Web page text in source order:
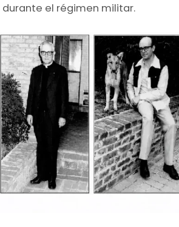
durante el régimen militar.